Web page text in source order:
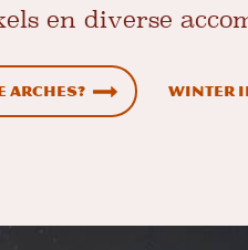
en diverse
Arches? Winter